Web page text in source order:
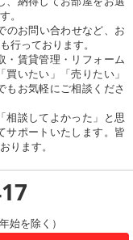
。
のお問い合わせなど、お
行っております。
・賃貸管理・リフォーム
いたい」「売りたい」
もお気軽にご相談くださ
相談してよかった」と思
サポートいたします。皆
ります。
始を除く）